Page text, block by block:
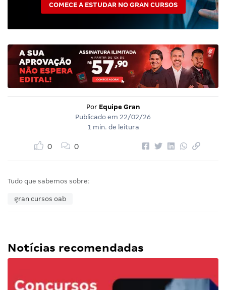
COMECE A ESTUDAR NO GRAN CURSOS
Por Equipe Gran
Publicado em 22/02/26
1 min. de leitura
0 0
Tudo que sabemos sobre:
gran cursos oab
Notícias recomendadas